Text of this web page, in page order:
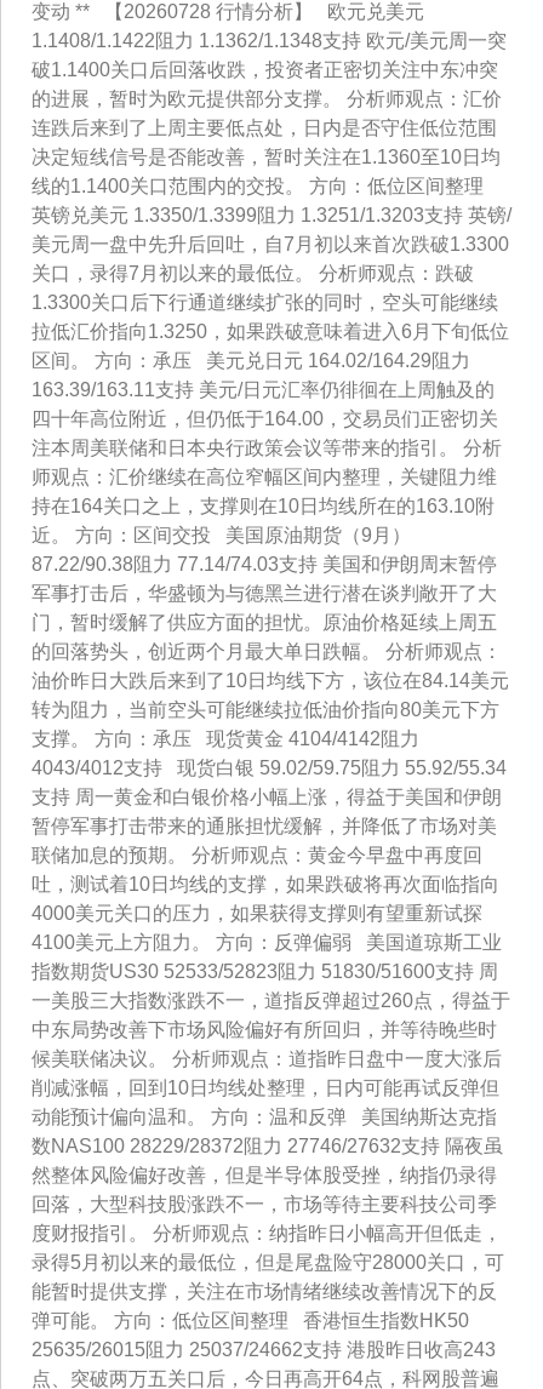
变动 ** 【20260728 行情分析】 欧元兑美元
1.1408/1.1422阻力 1.1362/1.1348支持 欧元/美元周一突
破1.1400关口后回落收跌，投资者正密切关注中东冲突
的进展，暂时为欧元提供部分支撑。 分析师观点：汇价
连跌后来到了上周主要低点处，日内是否守住低位范围
决定短线信号是否能改善，暂时关注在1.1360至10日均
线的1.1400关口范围内的交投。 方向：低位区间整理
英镑兑美元 1.3350/1.3399阻力 1.3251/1.3203支持 英镑/
美元周一盘中先升后回吐，自7月初以来首次跌破1.3300
关口，录得7月初以来的最低位。 分析师观点：跌破
1.3300关口后下行通道继续扩张的同时，空头可能继续
拉低汇价指向1.3250，如果跌破意味着进入6月下旬低位
区间。 方向：承压 美元兑日元 164.02/164.29阻力
163.39/163.11支持 美元/日元汇率仍徘徊在上周触及的
四十年高位附近，但仍低于164.00，交易员们正密切关
注本周美联储和日本央行政策会议等带来的指引。 分析
师观点：汇价继续在高位窄幅区间内整理，关键阻力维
持在164关口之上，支撑则在10日均线所在的163.10附
近。 方向：区间交投 美国原油期货（9月）
87.22/90.38阻力 77.14/74.03支持 美国和伊朗周末暂停
军事打击后，华盛顿为与德黑兰进行潜在谈判敞开了大
门，暂时缓解了供应方面的担忧。原油价格延续上周五
的回落势头，创近两个月最大单日跌幅。 分析师观点：
油价昨日大跌后来到了10日均线下方，该位在84.14美元
转为阻力，当前空头可能继续拉低油价指向80美元下方
支撑。 方向：承压 现货黄金 4104/4142阻力
4043/4012支持 现货白银 59.02/59.75阻力 55.92/55.34
支持 周一黄金和白银价格小幅上涨，得益于美国和伊朗
暂停军事打击带来的通胀担忧缓解，并降低了市场对美
联储加息的预期。 分析师观点：黄金今早盘中再度回
吐，测试着10日均线的支撑，如果跌破将再次面临指向
4000美元关口的压力，如果获得支撑则有望重新试探
4100美元上方阻力。 方向：反弹偏弱 美国道琼斯工业
指数期货US30 52533/52823阻力 51830/51600支持 周
一美股三大指数涨跌不一，道指反弹超过260点，得益于
中东局势改善下市场风险偏好有所回归，并等待晚些时
候美联储决议。 分析师观点：道指昨日盘中一度大涨后
削减涨幅，回到10日均线处整理，日内可能再试反弹但
动能预计偏向温和。 方向：温和反弹 美国纳斯达克指
数NAS100 28229/28372阻力 27746/27632支持 隔夜虽
然整体风险偏好改善，但是半导体股受挫，纳指仍录得
回落，大型科技股涨跌不一，市场等待主要科技公司季
度财报指引。 分析师观点：纳指昨日小幅高开但低走，
录得5月初以来的最低位，但是尾盘险守28000关口，可
能暂时提供支撑，关注在市场情绪继续改善情况下的反
弹可能。 方向：低位区间整理 香港恒生指数HK50
25635/26015阻力 25037/24662支持 港股昨日收高243
点、突破两万五关口后，今日再高开64点，科网股普遍